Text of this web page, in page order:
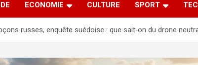
ECONOMIE CULTURE SPORT
russes, enquête suédoise : que sait‑on du drone